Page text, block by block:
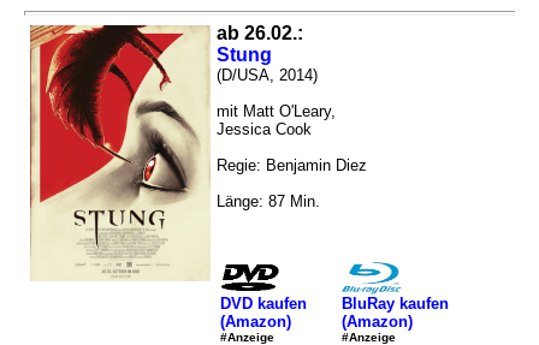
ab 26.02.:
Stung
(D/USA, 2014)
mit Matt O'Leary,
Jessica Cook
Regie: Benjamin Diez
Länge: 87 Min.
DVD kaufen
(Amazon)
#Anzeige
BluRay kaufen
(Amazon)
#Anzeige